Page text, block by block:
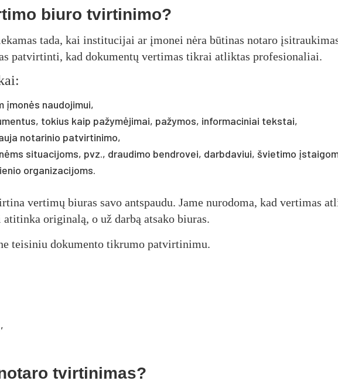
biuro tvirtinimo?
tada, kai institucijai ar įmonei nėra būtinas notaro
patvirtinti, kad dokumentų vertimas tikrai atliktas profesionaliai.
įmonės naudojimui,
tokius kaip pažymėjimai, pažymos, informaciniai tekstai,
notarinio patvirtinimo,
situacijoms, pvz., draudimo bendrovei, darbdaviui, švietimo
organizacijoms.
vertimų biuras savo antspaudu. Jame nurodoma, kad vertimas
originalą, o už darbą atsako biuras.
teisiniu dokumento tikrumo patvirtinimu.
tvirtinimas?